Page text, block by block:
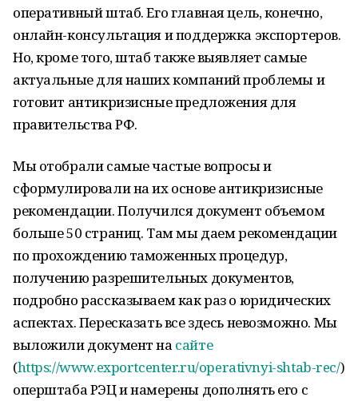
оперативный штаб. Его главная цель, конечно,
онлайн-консультация и поддержка экспортеров.
Но, кроме того, штаб также выявляет самые
актуальные для наших компаний проблемы и
готовит антикризисные предложения для
правительства РФ.
Мы отобрали самые частые вопросы и
сформулировали на их основе антикризисные
рекомендации. Получился документ объемом
больше 50 страниц. Там мы даем рекомендации
по прохождению таможенных процедур,
получению разрешительных документов,
подробно рассказываем как раз о юридических
аспектах. Пересказать все здесь невозможно. Мы
выложили документ на сайте
(https://www.exportcenter.ru/operativnyi-shtab-rec/)
оперштаба РЭЦ и намерены дополнять его с